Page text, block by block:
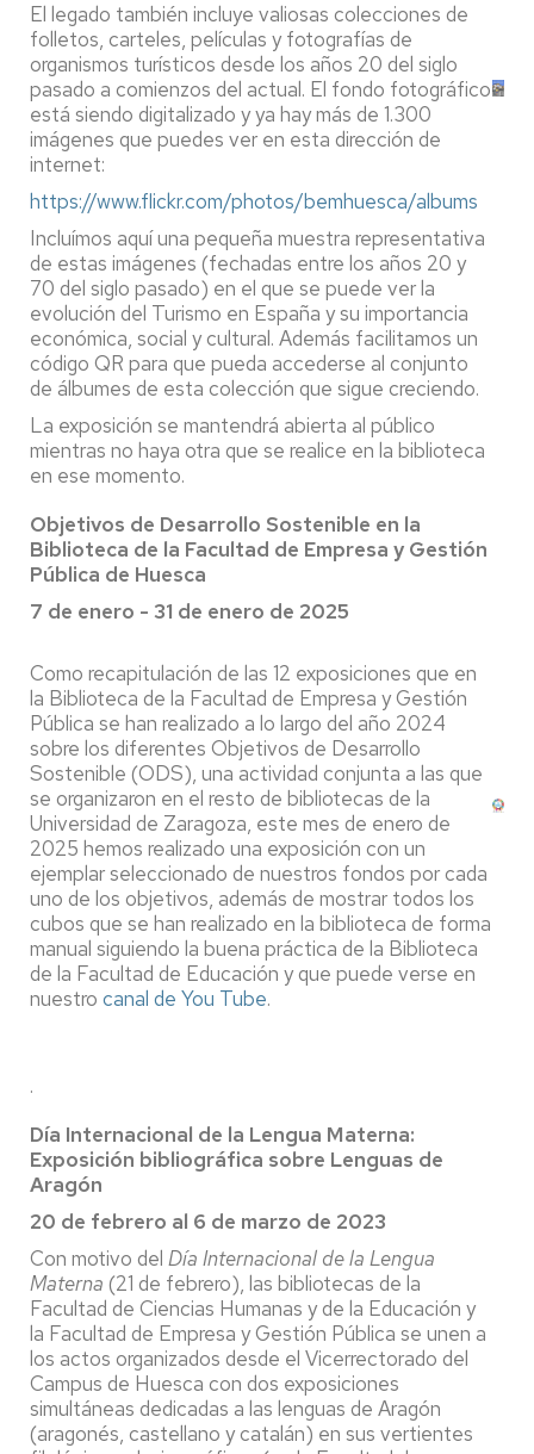
El legado también incluye valiosas colecciones de
folletos, carteles, películas y fotografías de
organismos turísticos desde los años 20 del siglo
pasado a comienzos del actual. El fondo fotográfico
está siendo digitalizado y ya hay más de 1.300
imágenes que puedes ver en esta dirección de
internet:
https://www.flickr.com/photos/bemhuesca/albums
Incluímos aquí una pequeña muestra representativa
de estas imágenes (fechadas entre los años 20 y
70 del siglo pasado) en el que se puede ver la
evolución del Turismo en España y su importancia
económica, social y cultural. Además facilitamos un
código QR para que pueda accederse al conjunto
de álbumes de esta colección que sigue creciendo.
La exposición se mantendrá abierta al público
mientras no haya otra que se realice en la biblioteca
en ese momento.
Objetivos de Desarrollo Sostenible en la
Biblioteca de la Facultad de Empresa y Gestión
Pública de Huesca
7 de enero - 31 de enero de 2025
Como recapitulación de las 12 exposiciones que en
la Biblioteca de la Facultad de Empresa y Gestión
Pública se han realizado a lo largo del año 2024
sobre los diferentes Objetivos de Desarrollo
Sostenible (ODS), una actividad conjunta a las que
se organizaron en el resto de bibliotecas de la
Universidad de Zaragoza, este mes de enero de
2025 hemos realizado una exposición con un
ejemplar seleccionado de nuestros fondos por cada
uno de los objetivos, además de mostrar todos los
cubos que se han realizado en la biblioteca de forma
manual siguiendo la buena práctica de la Biblioteca
de la Facultad de Educación y que puede verse en
nuestro canal de You Tube.
.
Día Internacional de la Lengua Materna:
Exposición bibliográfica sobre Lenguas de
Aragón
20 de febrero al 6 de marzo de 2023
Con motivo del Día Internacional de la Lengua
Materna (21 de febrero), las bibliotecas de la
Facultad de Ciencias Humanas y de la Educación y
la Facultad de Empresa y Gestión Pública se unen a
los actos organizados desde el Vicerrectorado del
Campus de Huesca con dos exposiciones
simultáneas dedicadas a las lenguas de Aragón
(aragonés, castellano y catalán) en sus vertientes